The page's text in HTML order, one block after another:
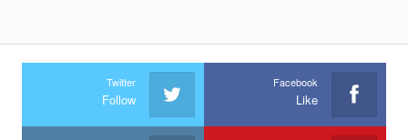
Facebook
Like
Twitter
Follow